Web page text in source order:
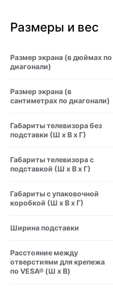
Размеры и вес
Размер экрана (в дюймах по
диагонали)
Размер экрана (в
сантиметрах по диагонали)
Габариты телевизора без
подставки (Ш x В x Г)
Габариты телевизора с
подставкой (Ш x В x Г)
Габариты с упаковочной
коробкой (Ш x В x Г)
Ширина подставки
Расстояние между
отверстиями для крепежа
по VESA® (Ш x В)